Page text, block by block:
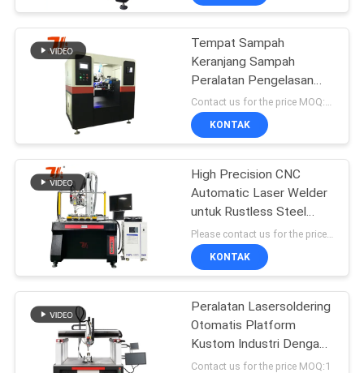
LARUTAN
SITEMAP
PRIVACY
POLICY
Tempat Sampah
Keranjang Sampah
Peralatan Pengelasan
Laser Otomatis Sabuk
Stainless Steel
Contact us for the price MOQ:1 set
KONTAK
High Precision CNC
Automatic Laser Welder
untuk Rustless Steel
Kettle Teapot Spout
Body Base Fiber Laser
Welding Equipment
Please contact us for the price. MOQ:1
KONTAK
Peralatan Lasersoldering
Otomatis Platform
Kustom Industri Dengan
Panjang Gelombang
Contact us for the price MOQ:1